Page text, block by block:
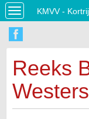
Toggle
navigation
KMVV -
Reeks